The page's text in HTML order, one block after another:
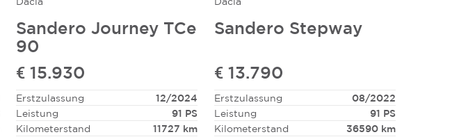
Sandero Journey TCe
90
€ 15.930
Erstzulassung
12/2024
Leistung
91 PS
Kilometerstand
11727 km
Sandero Stepway
€ 13.790
Erstzulassung
08/2022
Leistung
91 PS
Kilometerstand
36590 km